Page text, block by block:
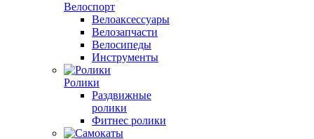
Велоспорт
Велоаксессуары
Велозапчасти
Велосипеды
Инструменты
Ролики
Раздвижные
ролики
Фитнес ролики